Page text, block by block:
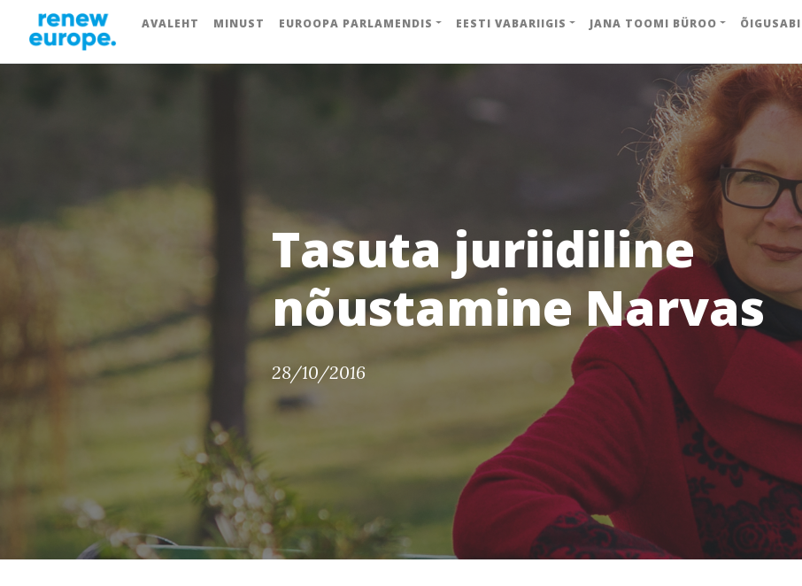
AVALEHT MINUST EUROOPA PARLAMENDIS EESTI VABARIIGIS JANA TOOMI BÜROO ÕIGUSABI
Tasuta juriidiline
nõustamine Narvas
28/10/2016